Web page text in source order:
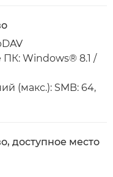
Windows® 8.1 /
(макс.): SMB: 64,
доступное место